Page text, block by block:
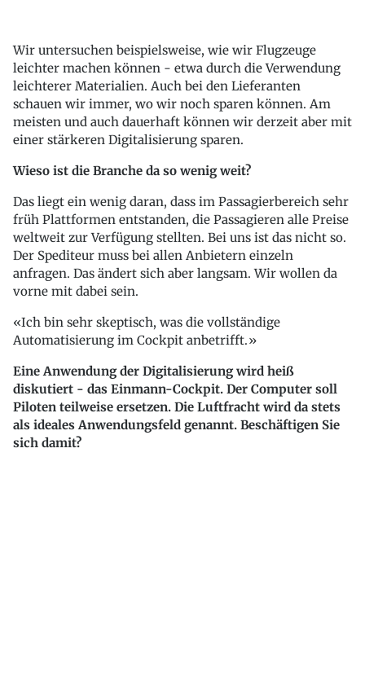
Wir untersuchen beispielsweise, wie wir Flugzeuge
leichter machen können - etwa durch die Verwendung
leichterer Materialien. Auch bei den Lieferanten
schauen wir immer, wo wir noch sparen können. Am
meisten und auch dauerhaft können wir derzeit aber mit
einer stärkeren Digitalisierung sparen.
Wieso ist die Branche da so wenig weit?
Das liegt ein wenig daran, dass im Passagierbereich sehr
früh Plattformen entstanden, die Passagieren alle Preise
weltweit zur Verfügung stellten. Bei uns ist das nicht so.
Der Spediteur muss bei allen Anbietern einzeln
anfragen. Das ändert sich aber langsam. Wir wollen da
vorne mit dabei sein.
Ich bin sehr skeptisch, was die vollständige
Automatisierung im Cockpit anbetrifft.
Eine Anwendung der Digitalisierung wird heiß
diskutiert - das Einmann-Cockpit. Der Computer soll
Piloten teilweise ersetzen. Die Luftfracht wird da stets
als ideales Anwendungsfeld genannt. Beschäftigen Sie
sich damit?